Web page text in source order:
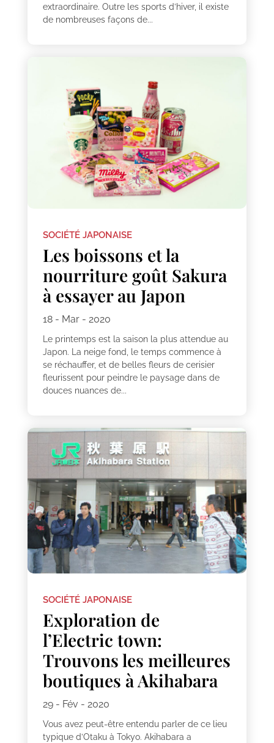
extraordinaire. Outre les sports d’hiver, il existe
de nombreuses façons de...
SOCIÉTÉ JAPONAISE
Les boissons et la
nourriture goût Sakura
à essayer au Japon
18 - Mar - 2020
Le printemps est la saison la plus attendue au
Japon. La neige fond, le temps commence à
se réchauffer, et de belles fleurs de cerisier
fleurissent pour peindre le paysage dans de
douces nuances de...
SOCIÉTÉ JAPONAISE
Exploration de
l’Electric town:
Trouvons les meilleures
boutiques à Akihabara
29 - Fév - 2020
Vous avez peut-être entendu parler de ce lieu
typique d’Otaku à Tokyo. Akihabara a